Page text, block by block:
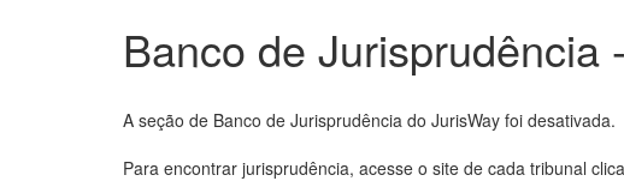
Banco de Jurisprudência
A seção de Banco de Jurisprudência do JurisWay foi desativada.
Para encontrar jurisprudência, acesse o site de cada tribunal